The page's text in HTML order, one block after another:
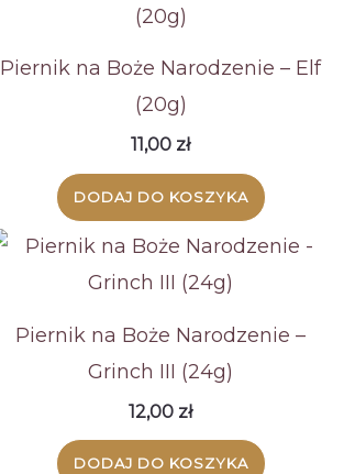
Piernik na Boże Narodzenie – Elf
(20g)
11,00 zł
DODAJ DO KOSZYKA
Piernik na Boże Narodzenie –
Grinch III (24g)
12,00 zł
DODAJ DO KOSZYKA